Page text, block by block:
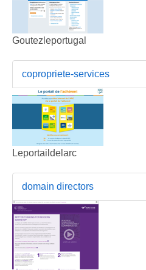
Goutezleportugal
copropriete-services
Leportaildelarc
domain directors